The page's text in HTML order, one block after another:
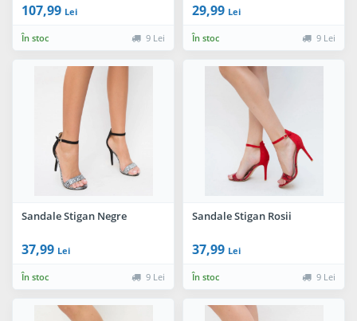
107,99 Lei
În stoc 9 Lei
29,99 Lei
În stoc 9 Lei
Sandale Stigan Negre
37,99 Lei
În stoc 9 Lei
Sandale Stigan Rosii
37,99 Lei
În stoc 9 Lei